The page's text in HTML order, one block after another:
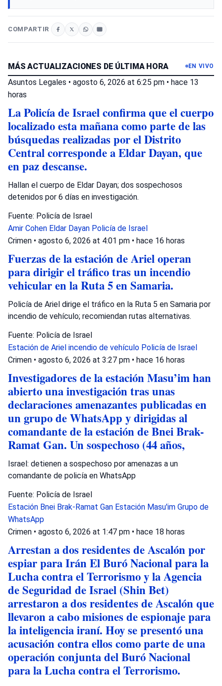
COMPARTIR
MÁS ACTUALIZACIONES DE ÚLTIMA HORA EN VIVO
Asuntos Legales • agosto 6, 2026 at 6:25 pm • hace 13
horas
La Policía de Israel confirma que el cuerpo
localizado esta mañana como parte de las
búsquedas realizadas por el Distrito
Central corresponde a Eldar Dayan, que
en paz descanse.
Hallan el cuerpo de Eldar Dayan; dos sospechosos
detenidos por 6 días en investigación.
Fuente: Policía de Israel
Amir Cohen Eldar Dayan Policía de Israel
Crimen • agosto 6, 2026 at 4:01 pm • hace 16 horas
Fuerzas de la estación de Ariel operan
para dirigir el tráfico tras un incendio
vehicular en la Ruta 5 en Samaria.
Policía de Ariel dirige el tráfico en la Ruta 5 en Samaria por
incendio de vehículo; recomiendan rutas alternativas.
Fuente: Policía de Israel
Estación de Ariel incendio de vehículo Policía de Israel
Crimen • agosto 6, 2026 at 3:27 pm • hace 16 horas
Investigadores de la estación Masu’im han
abierto una investigación tras unas
declaraciones amenazantes publicadas en
un grupo de WhatsApp y dirigidas al
comandante de la estación de Bnei Brak-
Ramat Gan. Un sospechoso (44 años,
Israel: detienen a sospechoso por amenazas a un
comandante de policía en WhatsApp
Fuente: Policía de Israel
Estación Bnei Brak-Ramat Gan Estación Masu'im Grupo de
WhatsApp
Crimen • agosto 6, 2026 at 1:47 pm • hace 18 horas
Arrestan a dos residentes de Ascalón por
espiar para Irán El Buró Nacional para la
Lucha contra el Terrorismo y la Agencia
de Seguridad de Israel (Shin Bet)
arrestaron a dos residentes de Ascalón que
llevaron a cabo misiones de espionaje para
la inteligencia iraní. Hoy se presentó una
acusación contra ellos como parte de una
operación conjunta del Buró Nacional
para la Lucha contra el Terrorismo.